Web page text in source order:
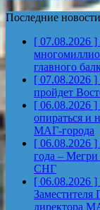
Последние новости
[ 07.08.2026 ]
главного
[ 07.08.2026 ]
пройдет
[ 06.08.2026 ]
опираться и
МАГ-города
[ 06.08.2026 ]
года – Мегри
СНГ
[ 06.08.2026 ]
Заместителя
директора